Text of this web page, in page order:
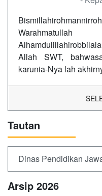
Allah SWT,
karunia-Nya lah
Tautan
Dinas Pendidikan
Arsip 2026